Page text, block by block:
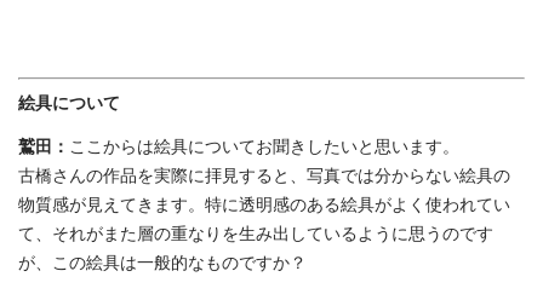
ろ」
は
絵具について
鷲田： ここからは絵具についてお聞きしたいと思います。
古橋さんの作品を実際に拝見すると、写真では分からない絵具の
物質感が見えてきます。特に透明感のある絵具がよく使われてい
て、それがまた層の重なりを生み出しているように思うのです
が、この絵具は一般的なものですか？